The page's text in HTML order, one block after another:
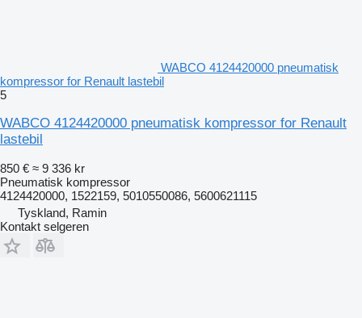
WABCO 4124420000 pneumatisk
kompressor for Renault lastebil
5
WABCO 4124420000 pneumatisk kompressor for Renault
lastebil
850 € ≈ 9 336 kr
Pneumatisk kompressor
4124420000, 1522159, 5010550086, 5600621115
Tyskland, Ramin
Kontakt selgeren